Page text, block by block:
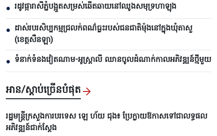
● រដូវផ្ការាសីភ្នំបង្អួតសម្រស់ឆើតឆាយនៅឈូងសមុទ្រហាឡុង
● ដាស់របរសិប្បកម្មជ្រលក់ពណ៌ធ្លះរបស់ជនជាតិម៉ុងនៅក្នុងឃុំតាសួ
(ខេត្តសឺនឡា)
● ទំនាក់ទំនងវៀតណាម-អូស្ត្រាលី ឈាន​ចូលដំណាក់កាលអភិវឌ្ឍន៍ថ្មីមួយ
អាន/ស្តាប់ច្រើនបំផុត
រដ្ឋមន្ត្រីក្រសួងការបរទេស ឡេ ហ័យ ជុង៖ ប្រែក្លាយឱកាសទៅជាលទ្ធផល
អភិវឌ្ឍន៍ជាក់ស្តែង